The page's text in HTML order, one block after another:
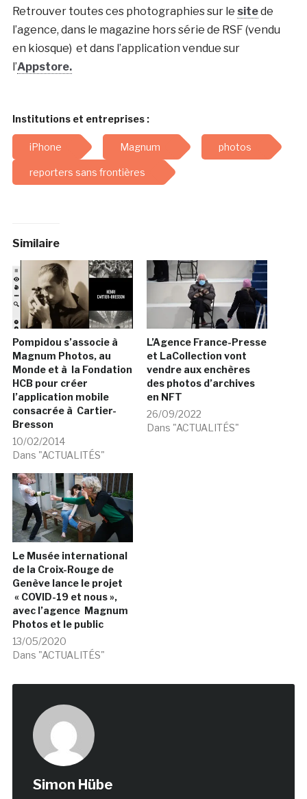
Retrouver toutes ces photographies sur le sitede
l’agence, dans le magazine hors série de RSF (vendu
en kiosque) et dans l’application vendue sur
l’Appstore.
Institutions et entreprises :
iPhone Magnum photos
reporters sans frontières
Similaire
Pompidou s’associe à
Magnum Photos, au
Monde et à la Fondation
HCB pour créer
l’application mobile
consacrée à Cartier-
Bresson
10/02/2014
Dans "ACTUALITÉS"
L’Agence France-Presse
et LaCollection vont
vendre aux enchères
des photos d’archives
en NFT
26/09/2022
Dans "ACTUALITÉS"
Le Musée international
de la Croix-Rouge de
Genève lance le projet
« COVID-19 et nous »,
avec l’agence Magnum
Photos et le public
13/05/2020
Dans "ACTUALITÉS"
Simon Hübe